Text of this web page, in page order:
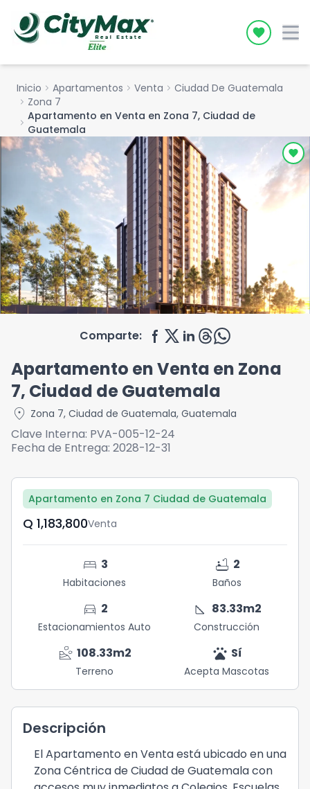
Icon
Inicio chevron_right Apartamentos chevron_right Venta chevron_right Ciudad De Guatemala
chevron_right Zona 7
chevron_right Apartamento en Venta en Zona 7, Ciudad de
Guatemala
Comparte:
Apartamento en Venta en Zona
7, Ciudad de Guatemala
location_on Zona 7, Ciudad de Guatemala, Guatemala
Clave Interna: PVA-005-12-24
Fecha de Entrega: 2028-12-31
Apartamento en Zona 7 Ciudad de Guatemala
Q	1,183,800Venta
bed 3
Habitaciones
bathtub 2
Baños
directions_car 2
Estacionamientos Auto
square_foot 83.33m2
Construcción
landslide 108.33m2
Terreno
pets Sí
Acepta Mascotas
Descripción
El Apartamento en Venta está ubicado en una
Zona Céntrica de Ciudad de Guatemala con